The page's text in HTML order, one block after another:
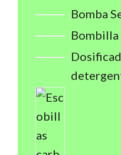
Bomba
Bombilla